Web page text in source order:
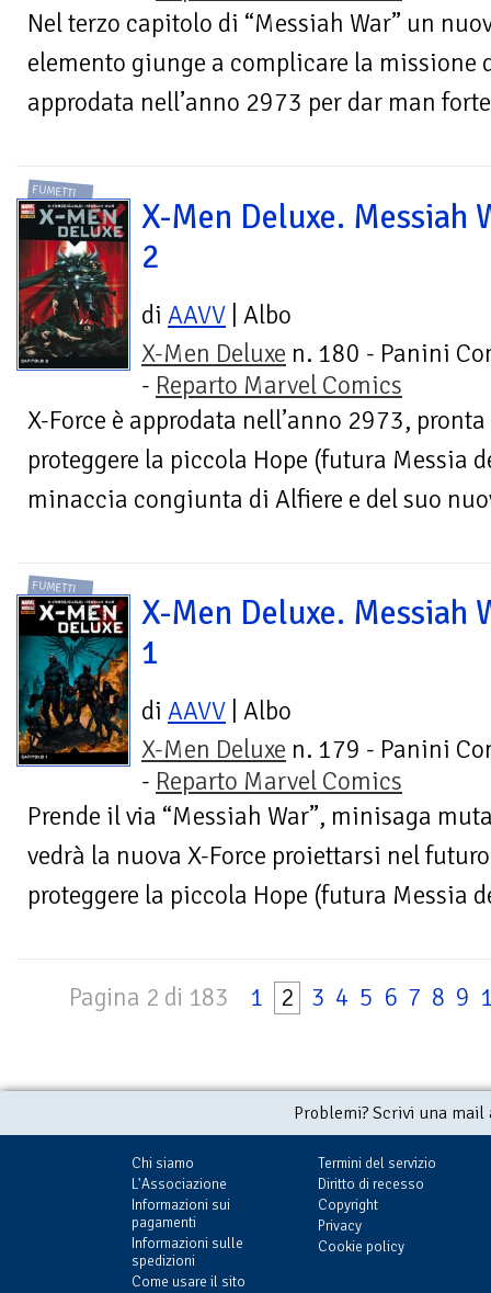
Nel terzo capitolo di “Messiah War” un
elemento giunge a complicare la missione
approdata nell’anno 2973 per dar man
FUMETTI
X-Men Deluxe. Messiah
2
di AAVV | Albo
X-Men Deluxe n. 180 - Panini
- Reparto Marvel Comics
X-Force è approdata nell’anno 2973,
proteggere la piccola Hope (futura Messia
minaccia congiunta di Alfiere e del suo
FUMETTI
X-Men Deluxe. Messiah
1
di AAVV | Albo
X-Men Deluxe n. 179 - Panini
- Reparto Marvel Comics
Prende il via “Messiah War”, minisaga
vedrà la nuova X-Force proiettarsi nel
proteggere la piccola Hope (futura Messia
Pagina 2 di 183 1 2 3 4 5 6 7 8 9
Problemi? Scrivi una
Chi siamo
L'Associazione
Informazioni sui
pagamenti
Informazioni sulle
spedizioni
Come usare il sito
Termini del servizio
Diritto di recesso
Copyright
Privacy
Cookie policy